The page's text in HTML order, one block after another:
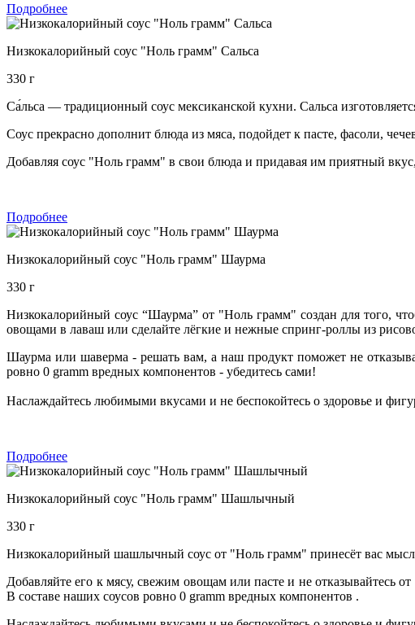
Подробнее
Низкокалорийный соус "Ноль грамм" Сальса
330 г
Са́льса — традиционный соус мексиканской кухни. Сальса
Соус прекрасно дополнит блюда из мяса, подойдет к пасте, фасоли,
Добавляя соус "Ноль грамм" в свои блюда и придавая им приятный
Подробнее
Низкокалорийный соус "Ноль грамм" Шаурма
330 г
Низкокалорийный соус “Шаурма” от "Ноль грамм" создан для того,
овощами в лаваш или сделайте лёгкие и нежные спринг-роллы из
Шаурма или шаверма - решать вам, а наш продукт поможет не
ровно 0 gramm вредных компонентов - убедитесь сами!
Наслаждайтесь любимыми вкусами и не беспокойтесь о здоровье и
Подробнее
Низкокалорийный соус "Ноль грамм" Шашлычный
330 г
Низкокалорийный шашлычный соус от "Ноль грамм" принесёт вас
Добавляйте его к мясу, свежим овощам или пасте и не отказывайтесь
В составе наших соусов ровно 0 gramm вредных компонентов .